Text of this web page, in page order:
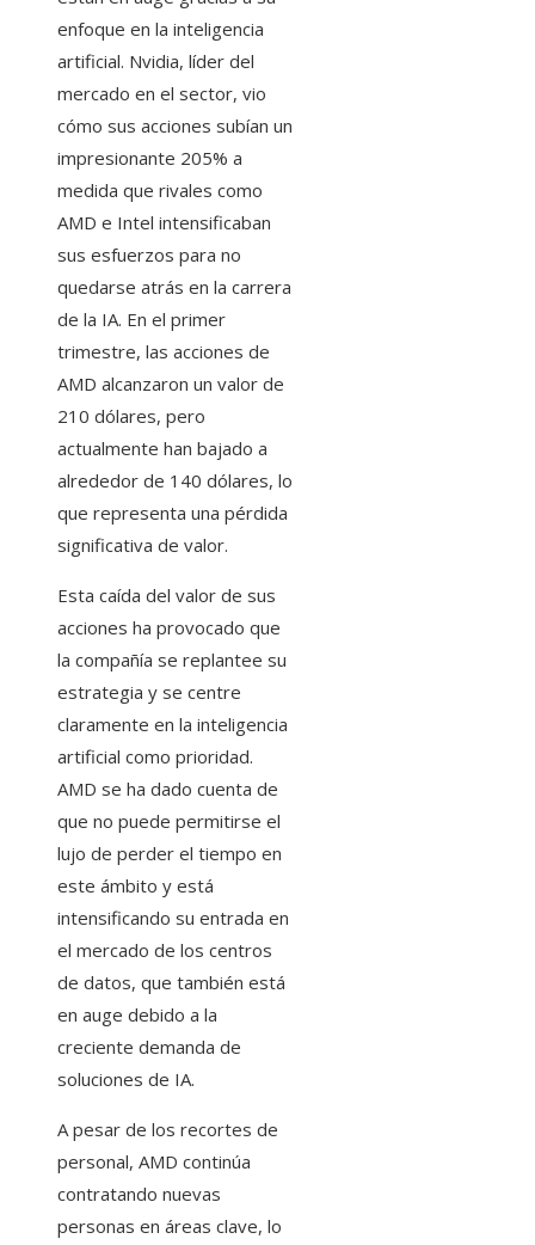
enfoque en la inteligencia
artificial. Nvidia, líder del
mercado en el sector, vio
cómo sus acciones subían un
impresionante 205% a
medida que rivales como
AMD e Intel intensificaban
sus esfuerzos para no
quedarse atrás en la carrera
de la IA. En el primer
trimestre, las acciones de
AMD alcanzaron un valor de
210 dólares, pero
actualmente han bajado a
alrededor de 140 dólares, lo
que representa una pérdida
significativa de valor.
Esta caída del valor de sus
acciones ha provocado que
la compañía se replantee su
estrategia y se centre
claramente en la inteligencia
artificial como prioridad.
AMD se ha dado cuenta de
que no puede permitirse el
lujo de perder el tiempo en
este ámbito y está
intensificando su entrada en
el mercado de los centros
de datos, que también está
en auge debido a la
creciente demanda de
soluciones de IA.
A pesar de los recortes de
personal, AMD continúa
contratando nuevas
personas en áreas clave, lo